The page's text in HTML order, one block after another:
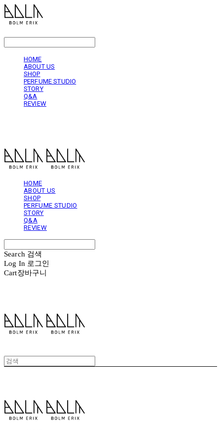
HOME
ABOUT US
SHOP
PERFUME STUDIO
STORY
Q&A
REVIEW
HOME
ABOUT US
SHOP
PERFUME STUDIO
STORY
Q&A
REVIEW
Search 검색
Log In 로그인
Cart장바구니